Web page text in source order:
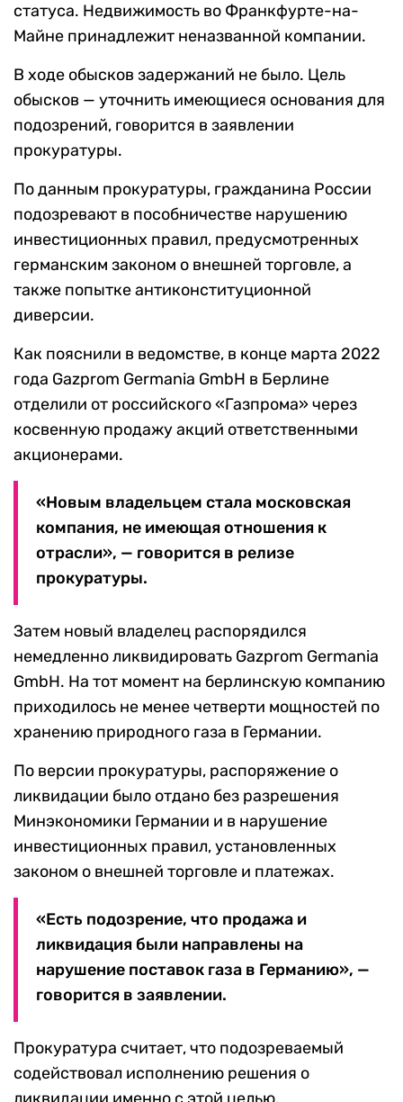
статуса. Недвижимость во Франкфурте-на-
Майне принадлежит неназванной компании.
В ходе обысков задержаний не было. Цель
обысков — уточнить имеющиеся основания для
подозрений, говорится в заявлении
прокуратуры.
По данным прокуратуры, гражданина России
подозревают в пособничестве нарушению
инвестиционных правил, предусмотренных
германским законом о внешней торговле, а
также попытке антиконституционной
диверсии.
Как пояснили в ведомстве, в конце марта 2022
года Gazprom Germania GmbH в Берлине
отделили от российского «Газпрома» через
косвенную продажу акций ответственными
акционерами.
«Новым владельцем стала московская
компания, не имеющая отношения к
отрасли», — говорится в релизе
прокуратуры.
Затем новый владелец распорядился
немедленно ликвидировать Gazprom Germania
GmbH. На тот момент на берлинскую компанию
приходилось не менее четверти мощностей по
хранению природного газа в Германии.
По версии прокуратуры, распоряжение о
ликвидации было отдано без разрешения
Минэкономики Германии и в нарушение
инвестиционных правил, установленных
законом о внешней торговле и платежах.
«Есть подозрение, что продажа и
ликвидация были направлены на
нарушение поставок газа в Германию», —
говорится в заявлении.
Прокуратура считает, что подозреваемый
содействовал исполнению решения о